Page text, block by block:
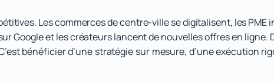
Les commerces de centre-ville se digitalisent, les
Google et les créateurs lancent de nouvelles offres en ligne.
bénéficier d’une stratégie sur mesure, d’une exécution